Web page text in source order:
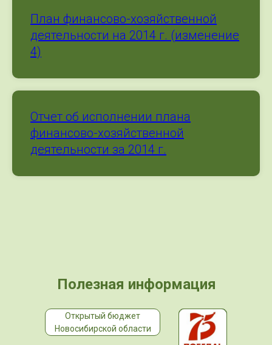
План финансово-хозяйственной
деятельности на 2014 г. (изменение
4)
Отчет об исполнении плана
финансово-хозяйственной
деятельности за 2014 г.
Полезная информация
Открытый бюджет
Новосибирской области